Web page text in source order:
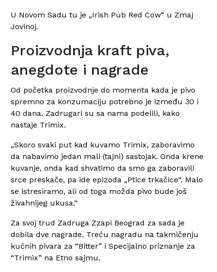
U Novom Sadu tu je „Irish Pub Red Cow“ u Zmaj
Jovinoj.
Proizvodnja kraft piva,
anegdote i nagrade
Od početka proizvodnje do momenta kada je pivo
spremno za konzumaciju potrebno je između 30 i
40 dana. Zadrugari su sa nama podelili, kako
nastaje Trimix.
„Skoro svaki put kad kuvamo Trimix, zaboravimo
da nabavimo jedan mali (tajni) sastojak. Onda krene
kuvanje, onda kad shvatimo da smo ga zaboravili
srce preskače, pa ide epizoda „Ptice trkačice“. Malo
se istresiramo, ali od toga možda pivo bude još
živahnijeg ukusa.“
Za svoj trud Zadruga Zzapi Beograd za sada je
dobila dve nagrade. Treću nagradu na takmičenju
kućnih pivara za “Bitter” i Specijalno priznanje za
“Trimix” na Etno sajmu.